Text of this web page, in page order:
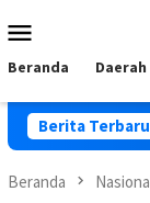
ke
Mobile
Beranda Daerah
Berita Terbaru
II, Tim
Beranda